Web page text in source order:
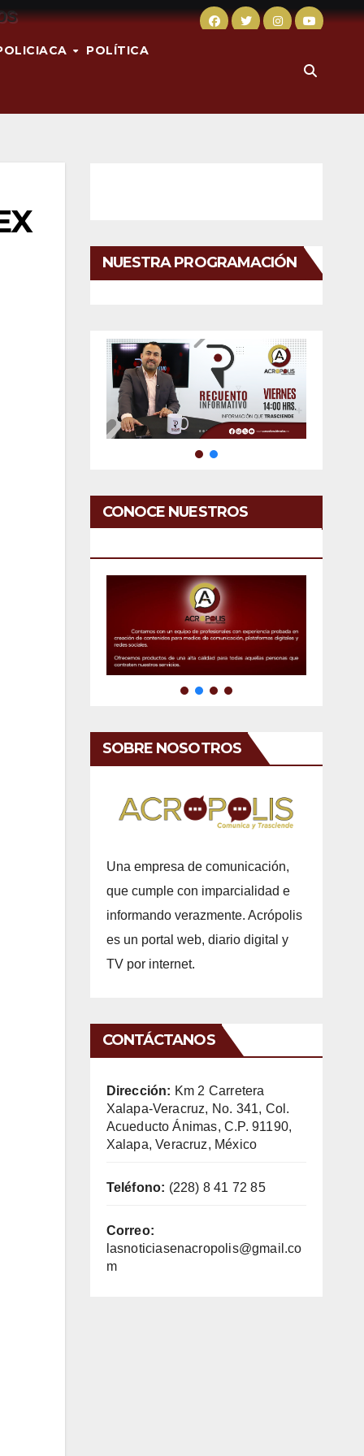
POLÍTICA
NUESTRA PROGRAMACIÓN
CONOCE NUESTROS
SOBRE NOSOTROS
Una empresa de comunicación,
que cumple con imparcialidad e
informando verazmente. Acrópolis
es un portal web, diario digital y
TV por internet.
CONTÁCTANOS
Dirección: Km 2 Carretera
Xalapa-Veracruz, No. 341, Col.
Acueducto Ánimas, C.P. 91190,
Xalapa, Veracruz, México
Teléfono: (228) 8 41 72 85
Correo:
lasnoticiasenacropolis@gmail.co
m